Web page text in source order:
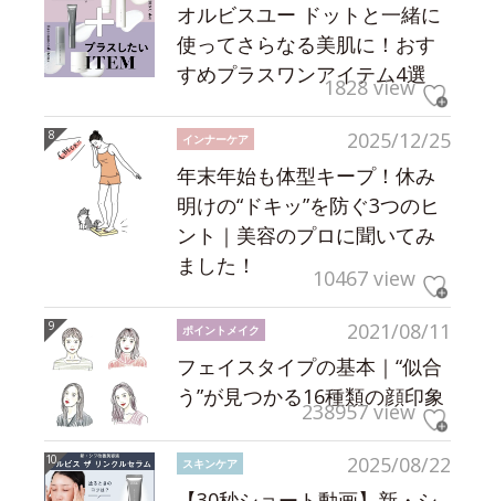
オルビスユー ドットと一緒に
使ってさらなる美肌に！おす
すめプラスワンアイテム4選
1828 view
2025/12/25
インナーケア
年末年始も体型キープ！休み
明けの“ドキッ”を防ぐ3つのヒ
ント｜美容のプロに聞いてみ
ました！
10467 view
2021/08/11
ポイントメイク
フェイスタイプの基本｜“似合
う”が見つかる16種類の顔印象
238957 view
2025/08/22
スキンケア